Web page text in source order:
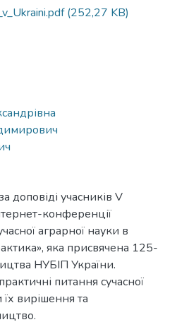
(252,27 KB)
доповіді учасників V
конференції
аграрної науки в
яка присвячена 125-
НУБІП України.
питання сучасної
вирішення та